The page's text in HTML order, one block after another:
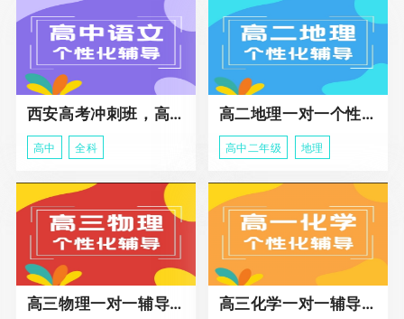
西安高考冲刺班，高三全科辅导
高中 全科
高二地理一对一个性化冲刺辅导课程
高中二年级 地理
高三物理一对一辅导课程 高三化学一对一辅导课程